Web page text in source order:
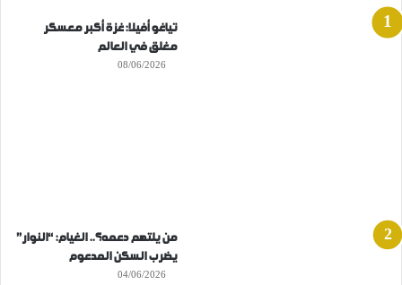
تياغو أفيلا: غزة أكبر معسكر
مغلق في العالم
08/06/2026
من يلتهم دعمه؟.. الغيام: “النوار”
يضرب السكن المدعوم
04/06/2026